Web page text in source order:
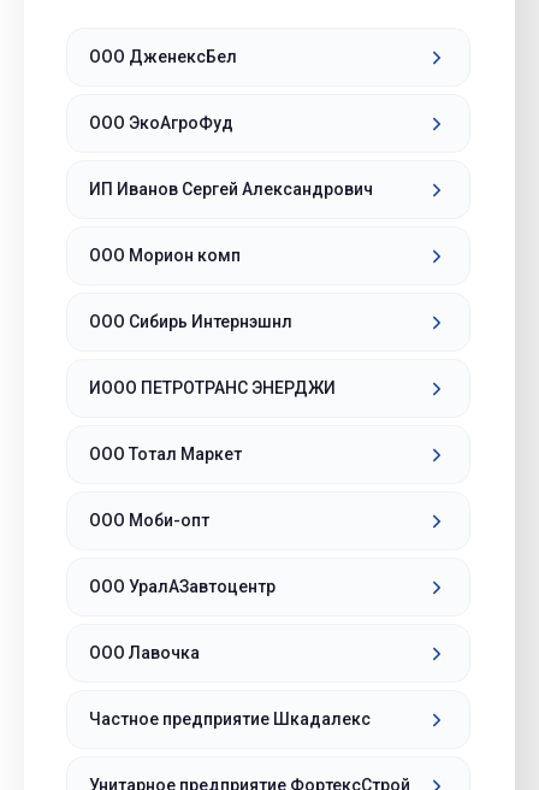
ООО ДженексБел
ООО ЭкоАгроФуд
ИП Иванов Сергей Александрович
ООО Морион комп
ООО Сибирь Интернэшнл
ИООО ПЕТРОТРАНС ЭНЕРДЖИ
ООО Тотал Маркет
ООО Моби-опт
ООО УралАЗавтоцентр
ООО Лавочка
Частное предприятие Шкадалекс
Унитарное предприятие ФортексСтрой